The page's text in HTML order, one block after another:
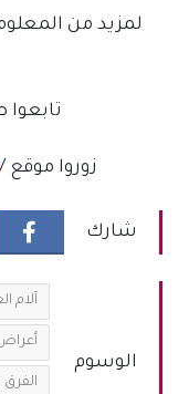
لمزيد من
زوروا موقع
شارك
الوسوم
آلام